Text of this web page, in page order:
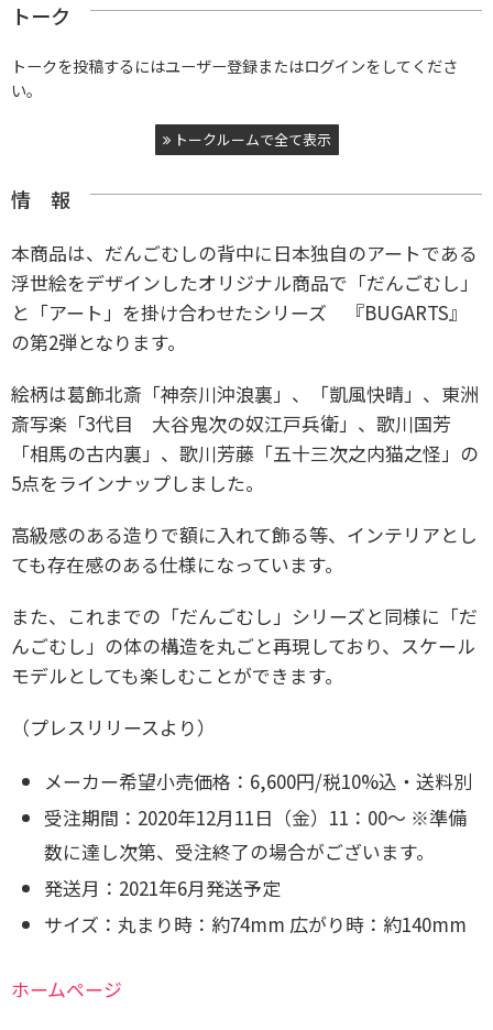
トーク
トークを投稿するにはユーザー登録またはログインをしてくださ
い。
トークルームで全て表示
情 報
本商品は、だんごむしの背中に日本独自のアートである
浮世絵をデザインしたオリジナル商品で 「だんごむし」
と「アート」を掛け合わせたシリーズ 『BUGARTS』
の第2弾となります。
絵柄は葛飾北斎「神奈川沖浪裏」、「凱風快晴」、東洲
斎写楽「3代目 大谷鬼次の奴江戸兵衛」、歌川国芳
「相馬の古内裏」、歌川芳藤「五十三次之内猫之怪」の
5点をラインナップしました。
高級感のある造りで額に入れて飾る等、インテリアとし
ても存在感のある仕様になっています。
また、これまでの「だんごむし」シリーズと同様に「だ
んごむし」の体の構造を丸ごと再現しており、 スケール
モデルとしても楽しむことができます。
（プレスリリースより）
メーカー希望小売価格：6,600円/税10%込・送料別
受注期間：2020年12月11日（金）11：00～ ※準備
数に達し次第、受注終了の場合がございます。
発送月：2021年6月発送予定
サイズ：丸まり時：約74mm 広がり時：約140mm
ホームページ